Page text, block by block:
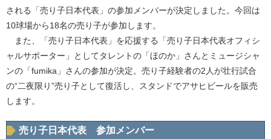
される「売り子日本代表」の参加メンバーが決定しました。今回は
10球場から18名の売り子が参加します。
また、「売り子日本代表」を応援する「売り子日本代表オフィシ
ャルサポーター」としてタレントの「ほのか」さんとミュージシャ
ンの「fumika」さんの参加が決定。売り子経験者の2人が壮行試合
の“二夜限り”売り子として復活し、スタンドでアサヒビールを販売
します。
売り子日本代表 参加メンバー